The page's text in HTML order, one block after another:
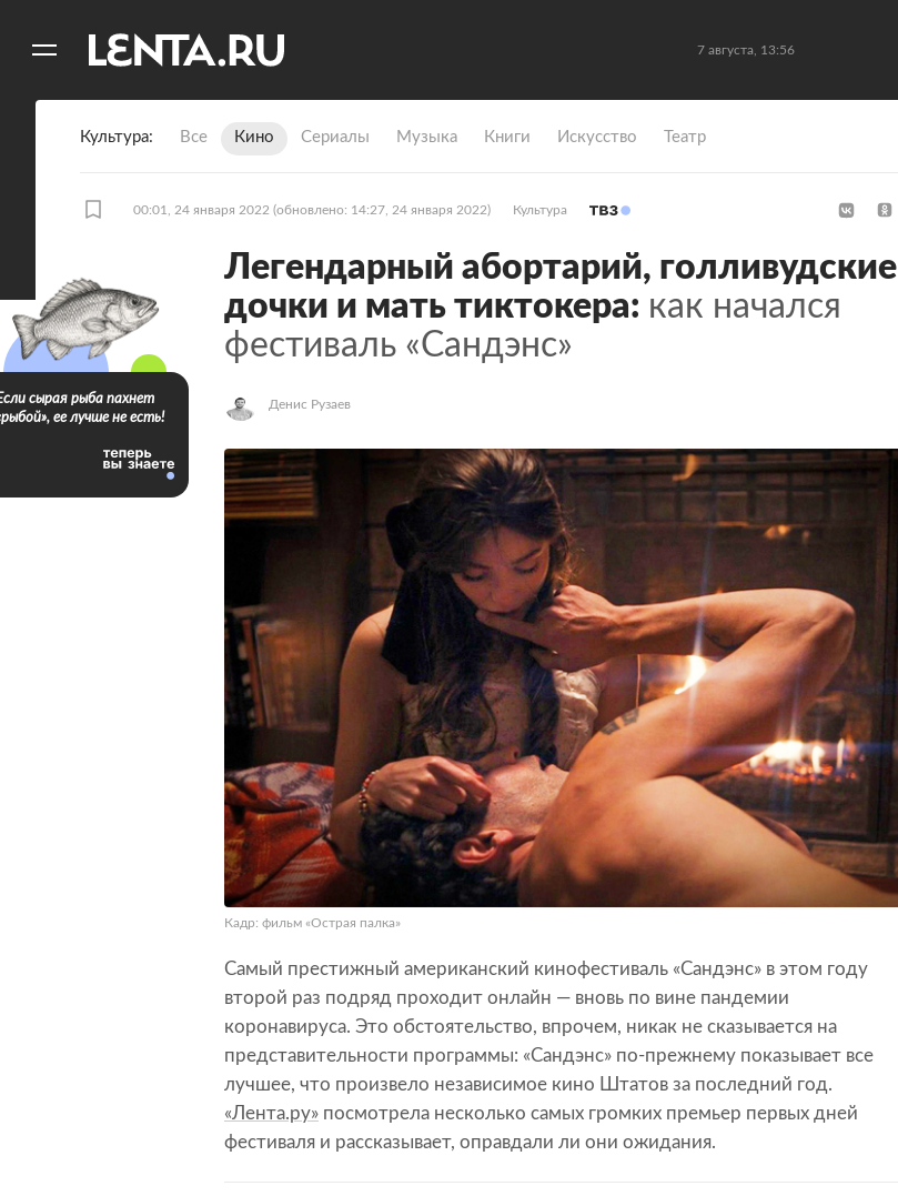
7 августа, 13:56
Культура Все Кино Сериалы Музыка Книги Искусство Театр
00:01, 24 января 2022 (обновлено: 14:27, 24 января 2022) Культура
Легендарный абортарий, голливудские
дочки и мать тиктокера: как начался
фестиваль «Сандэнс»
Денис Рузаев
Кадр: фильм «Острая палка»
Самый престижный американский кинофестиваль «Сандэнс» в этом году
второй раз подряд проходит онлайн — вновь по вине пандемии
коронавируса. Это обстоятельство, впрочем, никак не сказывается на
представительности программы: «Сандэнс» по-прежнему показывает все
лучшее, что произвело независимое кино Штатов за последний год.
«Лента.ру» посмотрела несколько самых громких премьер первых дней
фестиваля и рассказывает, оправдали ли они ожидания.
сырая рыба пахнет
ее лучше не есть!